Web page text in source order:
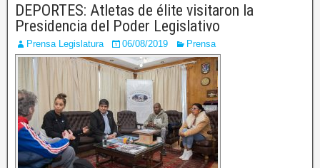
DEPORTES: Atletas de élite visitaron la
Presidencia del Poder Legislativo
Prensa Legislatura 06/08/2019 Prensa